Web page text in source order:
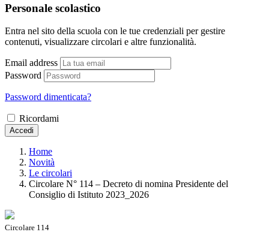
Personale scolastico
Entra nel sito della scuola con le tue credenziali per gestire
contenuti, visualizzare circolari e altre funzionalità.
Email address
Password
Password dimenticata?
Ricordami
Accedi
Home
Novità
Le circolari
Circolare N° 114 – Decreto di nomina Presidente del
Consiglio di Istituto 2023_2026
Circolare 114